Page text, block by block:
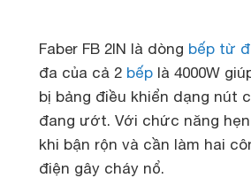
Faber FB 2IN là dòng bếp từ
đa của cả 2 bếp là 4000W
bị bảng điều khiển dạng nút
đang ướt. Với chức năng
khi bận rộn và cần làm hai
điện gây cháy nổ.